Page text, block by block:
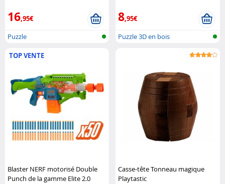
16,95€
Puzzle
8,95€
Puzzle 3D en bois
TOP VENTE
Blaster NERF motorisé Double
Punch de la gamme Elite 2.0
Casse-tête Tonneau magique
Playtastic